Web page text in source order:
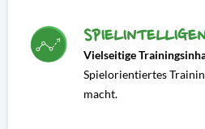
Vielseitige
Spielorientiertes
macht.